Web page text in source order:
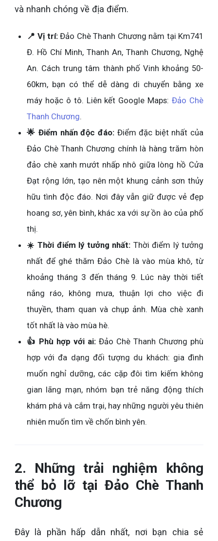
và nhanh chóng về địa điểm.
📍 Vị trí:Đảo Chè Thanh Chương nằm tại Km741
Đ. Hồ Chí Minh, Thanh An, Thanh Chương, Nghệ
An. Cách trung tâm thành phố Vinh khoảng 50-
60km, bạn có thể dễ dàng di chuyển bằng xe
máy hoặc ô tô. Liên kết Google Maps:Đảo Chè
Thanh Chương.
🌟 Điểm nhấn độc đáo: Điểm đặc biệt nhất của
Đảo Chè Thanh Chương chính là hàng trăm hòn
đảo chè xanh mướt nhấp nhô giữa lòng hồ Cửa
Đạt rộng lớn, tạo nên một khung cảnh sơn thủy
hữu tình độc đáo. Nơi đây vẫn giữ được vẻ đẹp
hoang sơ, yên bình, khác xa với sự ồn ào của phố
thị.
☀️ Thời điểm lý tưởng nhất: Thời điểm lý tưởng
nhất để ghé thăm Đảo Chè là vào mùa khô, từ
khoảng tháng 3 đến tháng 9. Lúc này thời tiết
nắng ráo, không mưa, thuận lợi cho việc đi
thuyền, tham quan và chụp ảnh. Mùa chè xanh
tốt nhất là vào mùa hè.
👍 Phù hợp với ai: Đảo Chè Thanh Chương phù
hợp với đa dạng đối tượng du khách: gia đình
muốn nghỉ dưỡng, các cặp đôi tìm kiếm không
gian lãng mạn, nhóm bạn trẻ năng động thích
khám phá và cắm trại, hay những người yêu thiên
nhiên muốn tìm về chốn bình yên.
2. Những trải nghiệm không
thể bỏ lỡ tại Đảo Chè Thanh
Chương
Đây là phần hấp dẫn nhất, nơi bạn chia sẻ